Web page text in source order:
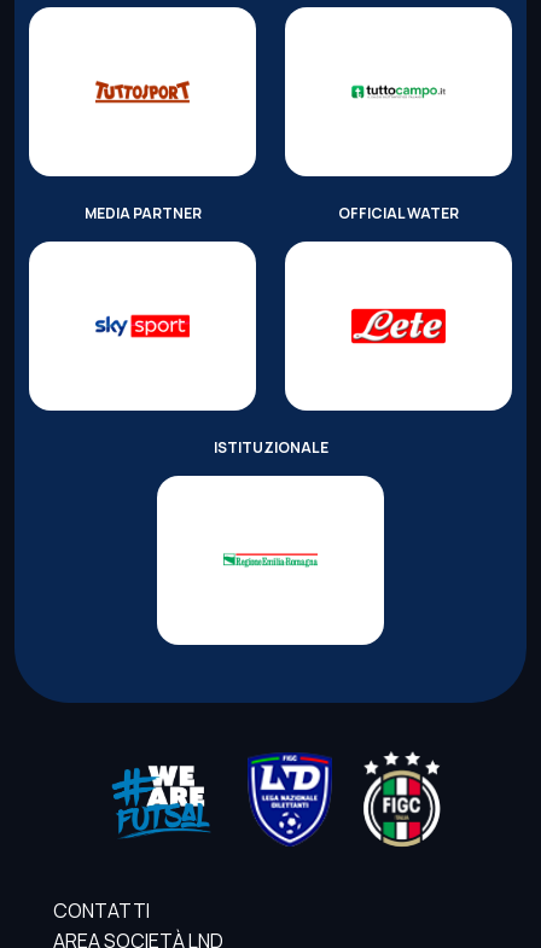
MEDIA PARTNER OFFICIAL WATER
ISTITUZIONALE
CONTATTI
AREA SOCIETÀ LND